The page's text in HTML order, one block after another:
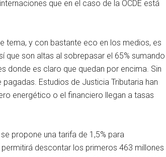
que en el caso de la OCDE está
tema, y con bastante eco en los medios, es
son altas al sobrepasar el 65% sumando
donde es claro que quedan por encima. Sin
Estudios de Justicia Tributaria han
energético o el financiero llegan a tasas
propone una tarifa de 1,5% para
descontar los primeros 463 millones